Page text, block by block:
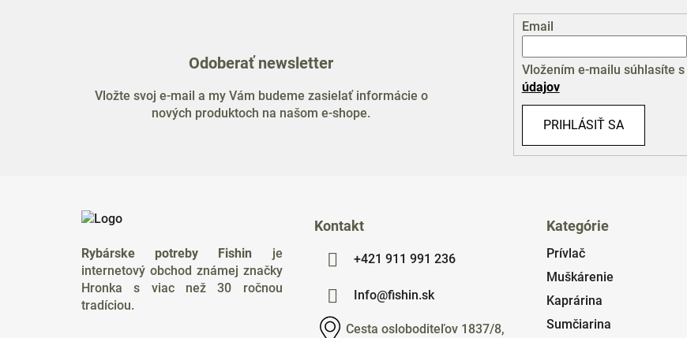
Odoberať newsletter
Vložte svoj e-mail a my Vám budeme zasielať informácie o
nových produktoch na našom e-shope.
Email
Vložením e-mailu súhlasíte s
údajov
PRIHLÁSIŤ SA
Rybárske potreby Fishin je
internetový obchod známej značky
Hronka s viac než 30 ročnou
tradíciou.
Kontakt
+421 911 991 236
Info@fishin.sk
Cesta osloboditeľov 1837/8,
Kategórie
Prívlač
Muškárenie
Kaprárina
Sumčiarina